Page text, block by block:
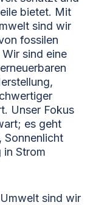
bietet. Mit
sind wir
fossilen
sind eine
Unser Fokus
es geht
Sonnenlicht
in Strom
sind wir